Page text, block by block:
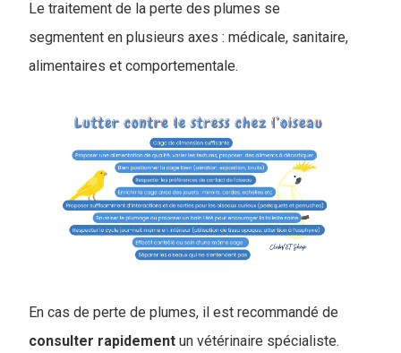
Le traitement de la perte des plumes se
segmentent en plusieurs axes : médicale, sanitaire,
alimentaires et comportementale.
En cas de perte de plumes, il est recommandé de
consulter rapidement un vétérinaire spécialiste.